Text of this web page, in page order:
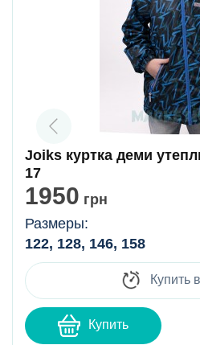
Joiks куртка деми
17
1950 грн
Размеры:
122, 128, 146, 158
Купить
Купить